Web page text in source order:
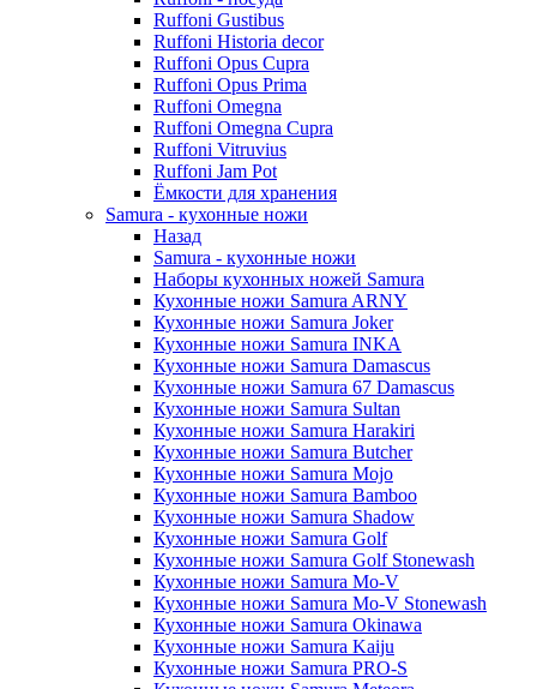
Ruffoni Gustibus
Ruffoni Historia decor
Ruffoni Opus Cupra
Ruffoni Opus Prima
Ruffoni Omegna
Ruffoni Omegna Cupra
Ruffoni Vitruvius
Ruffoni Jam Pot
Ёмкости для хранения
Samura - кухонные ножи
Назад
Samura - кухонные ножи
Наборы кухонных ножей Samura
Кухонные ножи Samura ARNY
Кухонные ножи Samura Joker
Кухонные ножи Samura INKA
Кухонные ножи Samura Damascus
Кухонные ножи Samura 67 Damascus
Кухонные ножи Samura Sultan
Кухонные ножи Samura Harakiri
Кухонные ножи Samura Butcher
Кухонные ножи Samura Mojo
Кухонные ножи Samura Bamboo
Кухонные ножи Samura Shadow
Кухонные ножи Samura Golf
Кухонные ножи Samura Golf Stonewash
Кухонные ножи Samura Mo-V
Кухонные ножи Samura Mo-V Stonewash
Кухонные ножи Samura Okinawa
Кухонные ножи Samura Kaiju
Кухонные ножи Samura PRO-S